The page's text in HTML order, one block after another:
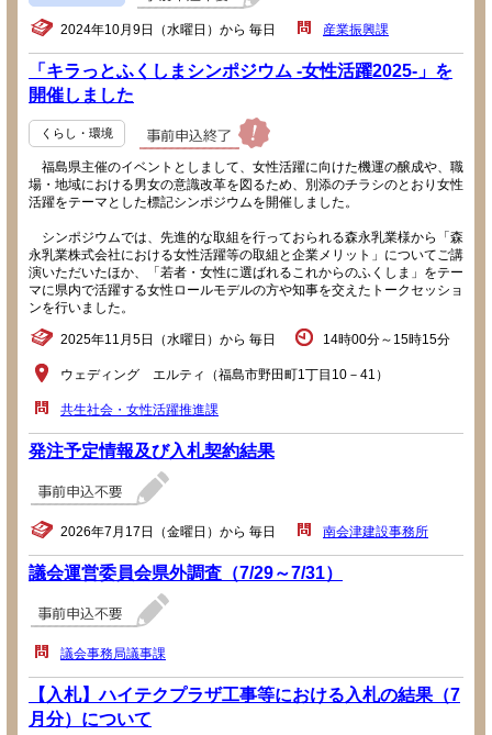
2024年10月9日（水曜日）から 毎日 産業振興課
「キラっとふくしまシンポジウム -女性活躍2025-」を
開催しました
くらし・環境
福島県主催のイベントとしまして、女性活躍に向けた機運の醸成や、職
場・地域における男女の意識改革を図るため、別添のチラシのとおり女性
活躍をテーマとした標記シンポジウムを開催しました。
シンポジウムでは、先進的な取組を行っておられる森永乳業様から「森
永乳業株式会社における女性活躍等の取組と企業メリット」についてご講
演いただいたほか、「若者・女性に選ばれるこれからのふくしま」をテー
マに県内で活躍する女性ロールモデルの方や知事を交えたトークセッショ
ンを行いました。
2025年11月5日（水曜日）から 毎日 14時00分～15時15分
ウェディング エルティ（福島市野田町1丁目10－41）
共生社会・女性活躍推進課
発注予定情報及び入札契約結果
2026年7月17日（金曜日）から 毎日 南会津建設事務所
議会運営委員会県外調査（7/29～7/31）
議会事務局議事課
【入札】ハイテクプラザ工事等における入札の結果（7
月分）について